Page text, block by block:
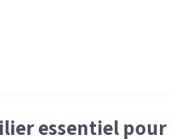
essentiel pour